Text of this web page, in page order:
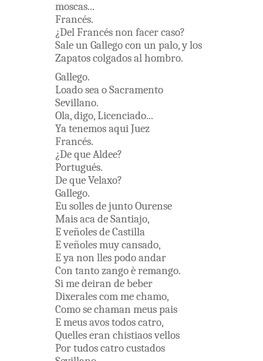
moscas...
Francés.
¿DelFrancésnon facercaso?
Saleun Gallegocon un palo,ylos
Zapatoscolgadosalhombro.
Gallego.
LoadoseaoSacramento
Sevillano.
Ola,digo,Licenciado...
YatenemosaquiJuez
Francés.
¿DequeAldee?
Portugués.
DequeVelaxo?
Gallego.
EusollesdejuntoOurense
MaisacadeSantiajo,
EveñolesdeCastilla
Eveñolesmuycansado,
Eyanon llespodoandar
Con tantozangoèremango.
Simedeiran debeber
Dixeralescom mechamo,
Comosechaman meuspais
Emeusavostodoscatro,
Quelleseran chistiaosvellos
Portudoscatrocustados